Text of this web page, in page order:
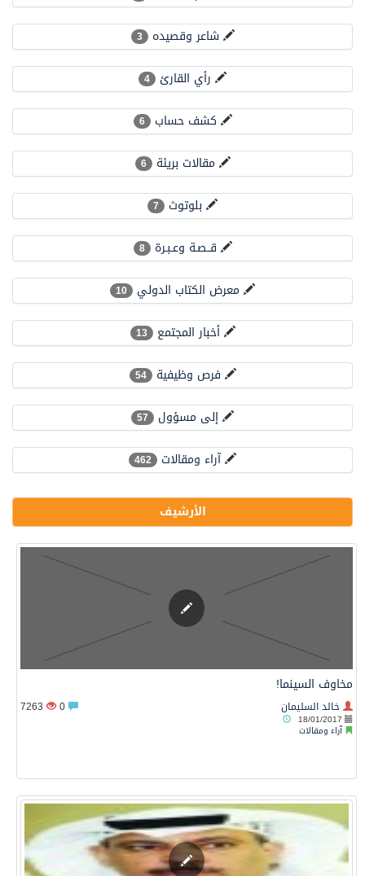
الهيئة العامة للأمن الغذائي تكثف جهودها للحد من الفقد والهدر الغذائي خلال موسم حج 1447هـ
محافظ عفيف يؤدي صلاة عيد الأضحى
البيان المشترك لقمة مكة المكرمة للدفاع المشترك بين المملكة وتركيا وباكستان
شاعر وقصيده 3
رأي القارئ 4
كشف حساب 6
مقالات بريئة 6
بلوتوث 7
قــصـة وعـبـرة 8
معرض الكتاب الدولي 10
أخبار المجتمع 13
فرص وظيفية 54
إلى مسؤول 57
آراء ومقالات 462
الأرشيف
مخاوف السينما!
خالد السليمان
18/01/2017
آراء ومقالات
7263